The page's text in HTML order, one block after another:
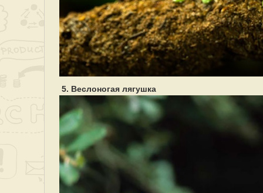
5. Веслоногая лягушка